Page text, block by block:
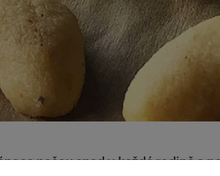
pečou snad v každé rodině a